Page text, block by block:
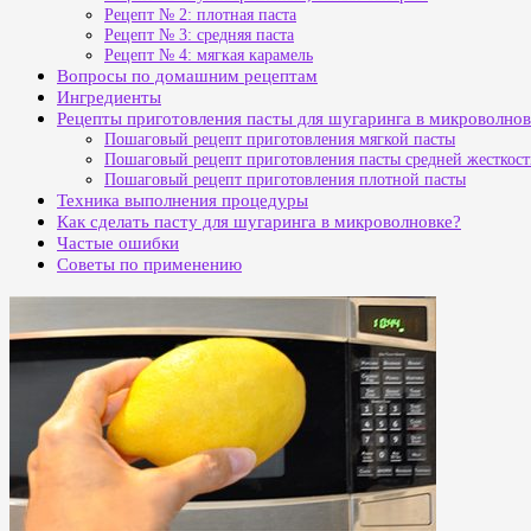
Рецепт № 2: плотная паста
Рецепт № 3: средняя паста
Рецепт № 4: мягкая карамель
Вопросы по домашним рецептам
Ингредиенты
Рецепты приготовления пасты для шугаринга в
Пошаговый рецепт приготовления мягкой пасты
Пошаговый рецепт приготовления пасты средней
Пошаговый рецепт приготовления плотной пасты
Техника выполнения процедуры
Как сделать пасту для шугаринга в микроволновке?
Частые ошибки
Советы по применению